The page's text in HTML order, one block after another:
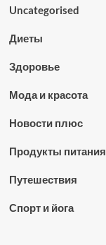
Uncategorised
Диеты
Здоровье
Мода и красота
Новости плюс
Продукты питания
Путешествия
Спорт и йога